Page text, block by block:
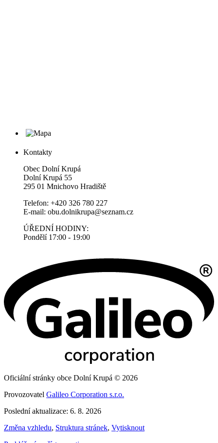
Kontakty
Obec Dolní Krupá
Dolní Krupá 55
295 01 Mnichovo Hradiště
Telefon: +420 326 780 227
E-mail: obu.dolnikrupa@seznam.cz
ÚŘEDNÍ HODINY:
Pondělí 17:00 - 19:00
Oficiální stránky obce Dolní Krupá © 2026
Provozovatel Galileo Corporation s.r.o.
Poslední aktualizace: 6. 8. 2026
Změna vzhledu, Struktura stránek, Vytisknout